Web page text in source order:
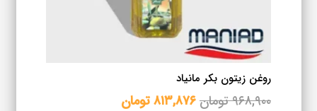
روغن زیتون بکر مانیاد
۹۶۸,۹۰۰تومانقیمت
۸۱۳,۸۷۶تومان